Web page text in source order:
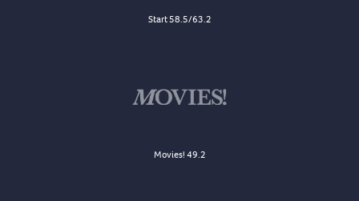
Start 58.5/63.2
Movies! 49.2